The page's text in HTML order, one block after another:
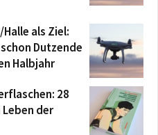
als Ziel:
Dutzende
Halbjahr
28
der